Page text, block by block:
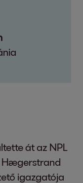
át az NPL
Hægerstrand
igazgatója